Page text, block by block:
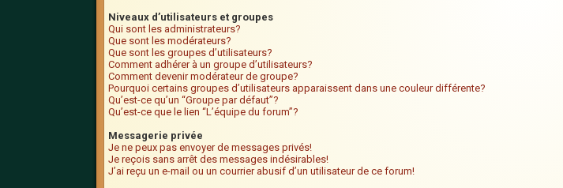
Niveaux d’utilisateurs et groupes
Qui sont les administrateurs?
Que sont les modérateurs?
Que sont les groupes d’utilisateurs?
Comment adhérer à un groupe d’utilisateurs?
Comment devenir modérateur de groupe?
Pourquoi certains groupes d’utilisateurs apparaissent dans une couleur différente?
Qu’est-ce qu’un “Groupe par défaut”?
Qu’est-ce que le lien “L’équipe du forum”?
Messagerie privée
Je ne peux pas envoyer de messages privés!
Je reçois sans arrêt des messages indésirables!
J’ai reçu un e-mail ou un courrier abusif d’un utilisateur de ce forum!